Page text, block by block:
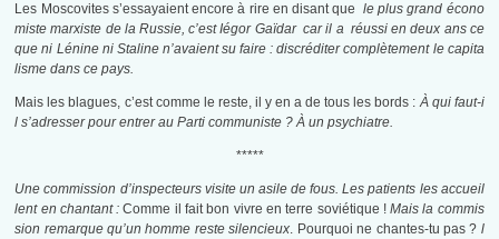
Les Moscovites s’essayaient encore à rire en disant que le plus grand écono
miste marxiste de la Russie, c’est Iégor Gaïdar car il a réussi en deux ans ce
que ni Lénine ni Staline n’avaient su faire : discréditer complètement le capita
lisme dans ce pays.
Mais les blagues, c’est comme le reste, il y en a de tous les bords :À qui faut-i
l s’adresser pour entrer au Parti communiste ?À un psychiatre.
*****
Une commission d’inspecteurs visite un asile de fous. Les patients les accueil
lent en chantant : Comme il fait bon vivre en terre soviétique !Mais la commis
sion remarque qu’un homme reste silencieux. Pourquoi ne chantes-tu pas ? l